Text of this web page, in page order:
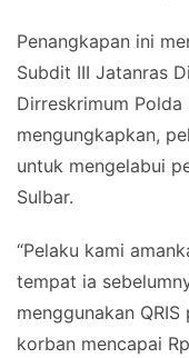
Penangkapan ini
Subdit III Jatanras
Dirreskrimum Polda
mengungkapkan,
untuk mengelabui
Sulbar.
“Pelaku kami
tempat ia
menggunakan
korban mencapai